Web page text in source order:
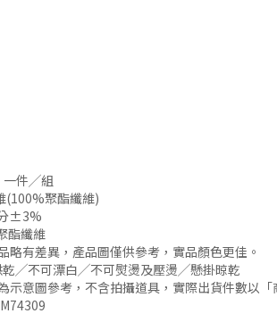
一件╱組
聚酯纖維)
±3%
酯纖維
有差異，產品圖僅供參考，實品顏色更佳。
╱不可漂白╱不可熨燙及壓燙╱懸掛晾乾
意圖參考，不含拍攝道具，實際出貨件數以「